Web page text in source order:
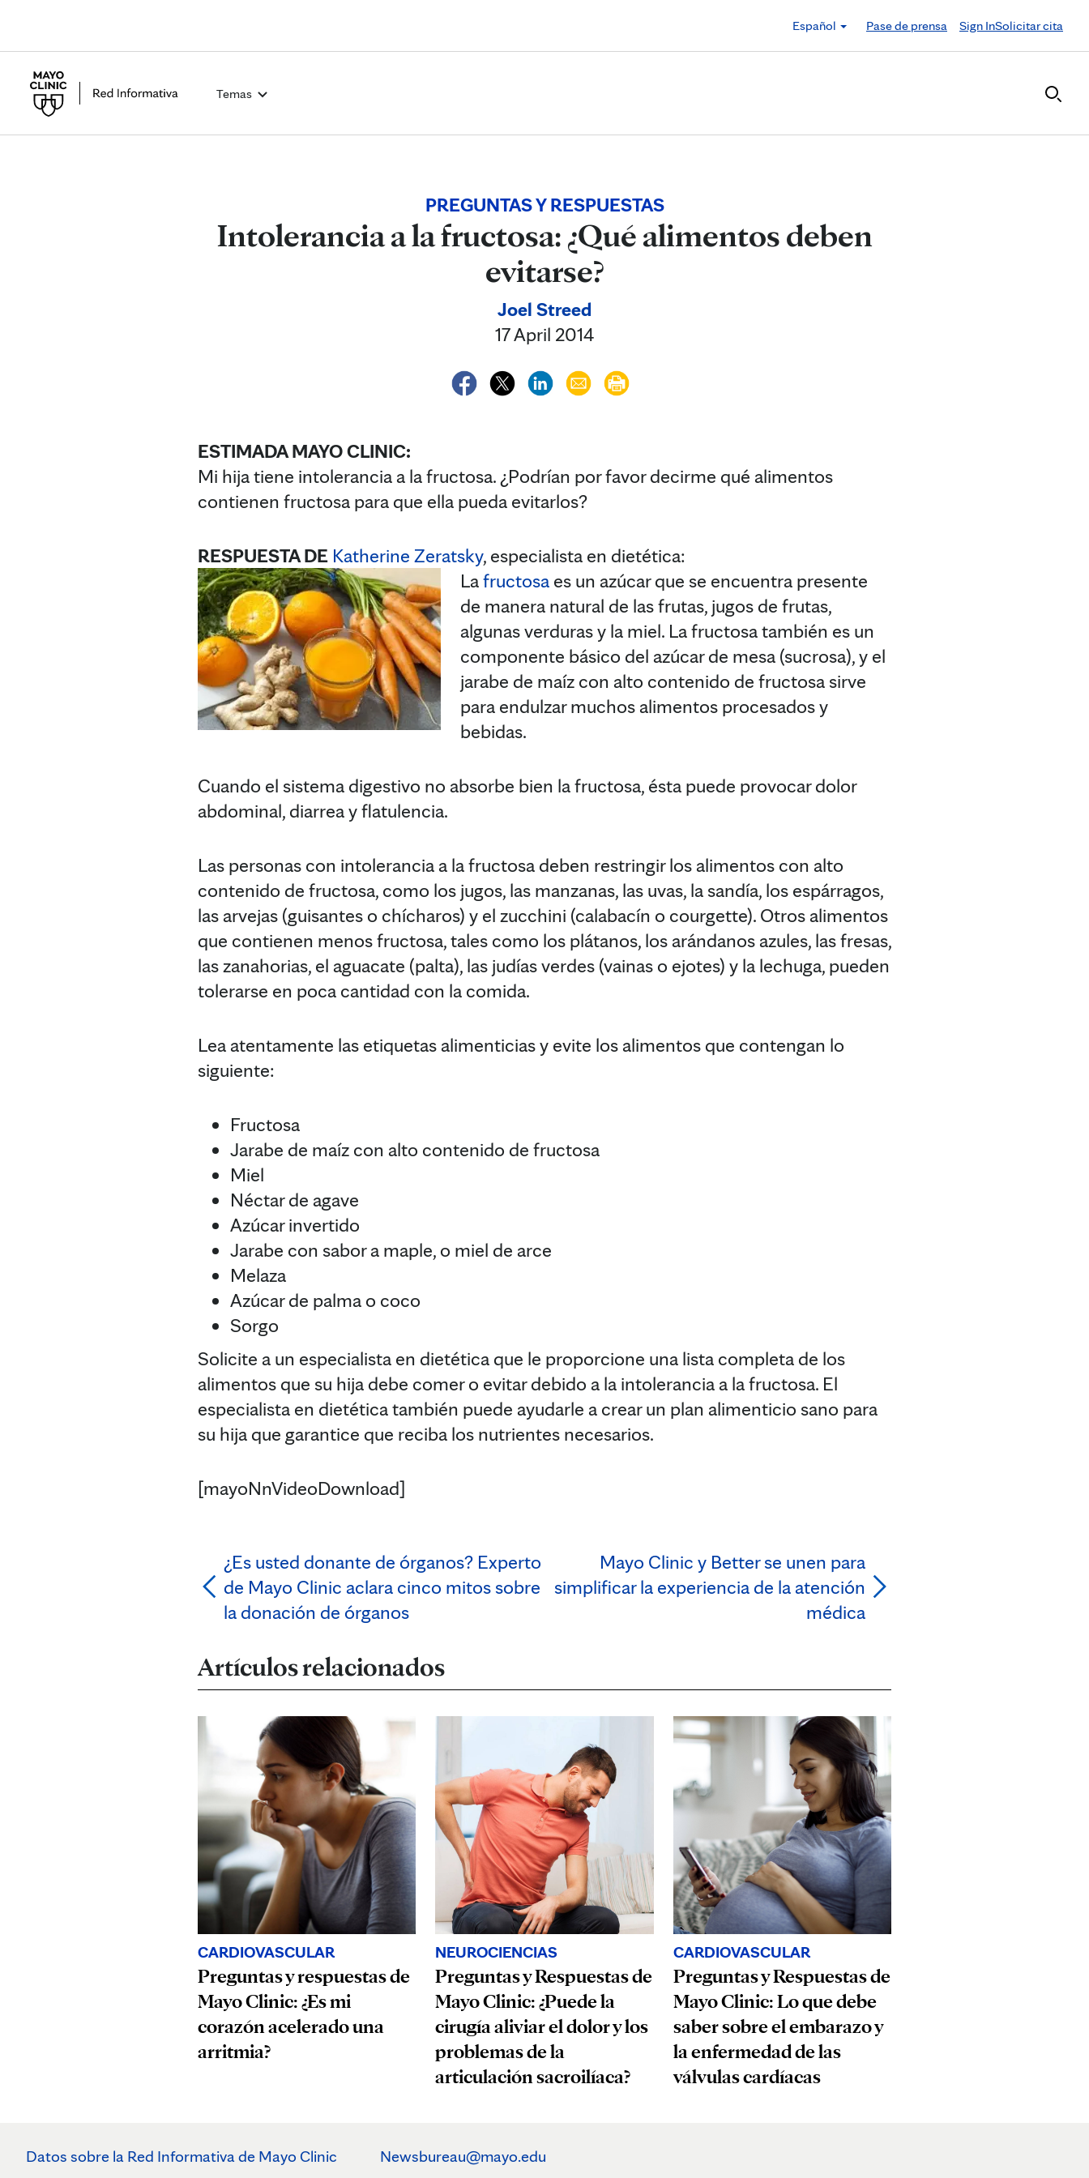
Español
Pase de prensa Sign InSolicitar cita
Temas
PREGUNTAS Y RESPUESTAS
Intolerancia a la fructosa: ¿Qué alimentos deben
evitarse?
Joel Streed
17 April 2014
ESTIMADA MAYO CLINIC:
Mi hija tiene intolerancia a la fructosa. ¿Podrían por favor decirme qué alimentos
contienen fructosa para que ella pueda evitarlos?
RESPUESTADE Katherine Zeratsky, especialista en dietética:
Lafructosa es un azúcar que se encuentra presente
de manera natural de las frutas, jugos de frutas,
algunas verduras y la miel. La fructosa también es un
componente básico del azúcar de mesa (sucrosa), y el
jarabe de maíz con alto contenido de fructosa sirve
para endulzar muchos alimentos procesados y
bebidas.
Cuando el sistema digestivo no absorbe bien la fructosa, ésta puede provocar dolor
abdominal, diarrea y flatulencia.
Las personas con intolerancia a la fructosa deben restringir los alimentos con alto
contenido de fructosa, como los jugos, las manzanas, las uvas, la sandía, los espárragos,
las arvejas (guisantes o chícharos) y el zucchini (calabacín o courgette). Otros alimentos
que contienen menos fructosa, tales como los plátanos, los arándanos azules, las fresas,
las zanahorias, el aguacate (palta), las judías verdes (vainas o ejotes) y la lechuga, pueden
tolerarse en poca cantidad con la comida.
Lea atentamente las etiquetas alimenticias y evite los alimentos que contengan lo
siguiente:
Fructosa
Jarabe de maíz con alto contenido de fructosa
Miel
Néctar de agave
Azúcar invertido
Jarabe con sabor a maple, o miel de arce
Melaza
Azúcar de palma o coco
Sorgo
Solicite a un especialista en dietética que le proporcione una lista completa de los
alimentos que su hija debe comer o evitar debido a la intolerancia a la fructosa. El
especialista en dietética también puede ayudarle a crear un plan alimenticio sano para
su hija que garantice que reciba los nutrientes necesarios.
[mayoNnVideoDownload]
¿Es usted donante de órganos? Experto
de Mayo Clinic aclara cinco mitos sobre
la donación de órganos
Mayo Clinic y Better se unen para
simplificar la experiencia de la atención
médica
Artículos relacionados
CARDIOVASCULAR
Preguntas y respuestas de
Mayo Clinic: ¿Es mi
corazón acelerado una
arritmia?
NEUROCIENCIAS
Preguntas y Respuestas de
Mayo Clinic: ¿Puede la
cirugía aliviar el dolor y los
problemas de la
articulación sacroilíaca?
CARDIOVASCULAR
Preguntas y Respuestas de
Mayo Clinic: Lo que debe
saber sobre el embarazo y
la enfermedad de las
válvulas cardíacas
Datos sobre la Red Informativa de Mayo Clinic Newsbureau@mayo.edu